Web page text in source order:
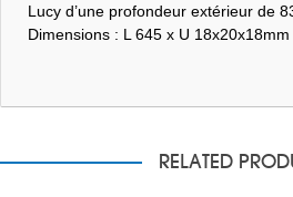
Lucy d’une profondeur extérieur de
Dimensions : L 645 x U
RELATED